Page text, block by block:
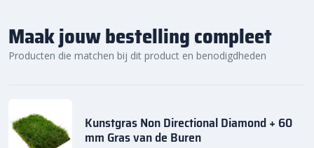
Maak jouw bestelling compleet
Producten die matchen bij dit product en benodigdheden
Kunstgras Non Directional Diamond + 60
mm Gras van de Buren